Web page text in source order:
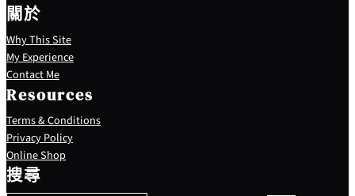
關於
Why This Site
My Experience
Contact Me
Resources
Terms & Conditions
Privacy Policy
Online Shop
搜尋
S
e
a